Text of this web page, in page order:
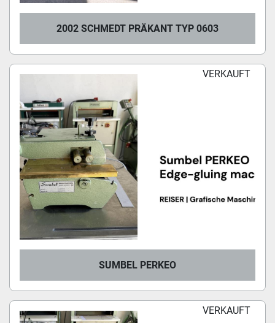
2002 SCHMEDT PRÄKANT TYP 0603
VERKAUFT
SUMBEL PERKEO
VERKAUFT